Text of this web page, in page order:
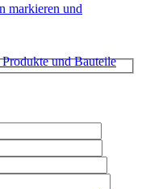
markieren und
und Bauteile